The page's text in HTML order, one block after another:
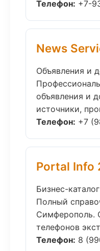
Телефон: +7-
News
Объявления и
объявления и
источники,
Телефон: +7
Portal Info
Бизнес-
Полный
Симферополь.
телефонов
Телефон: 8